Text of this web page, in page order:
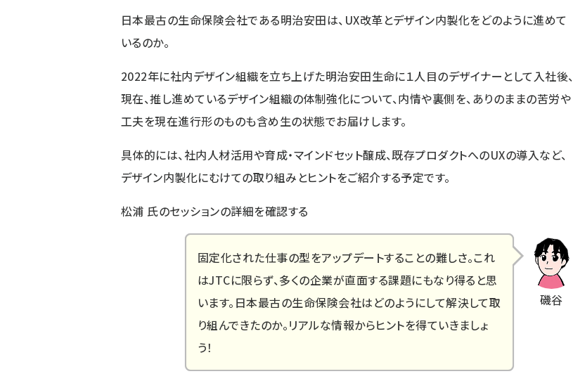
日本最古の生命保険会社である明治安田は、UX改革とデザイン内製化をどのように進めて
いるのか。
2022年に社内デザイン組織を立ち上げた明治安田生命に１人目のデザイナーとして入社後、
現在、推し進めているデザイン組織の体制強化について、内情や裏側を、ありのままの苦労や
工夫を現在進行形のものも含め生の状態でお届けします。
具体的には、社内人材活用や育成・マインドセット醸成、既存プロダクトへのUXの導入など、
デザイン内製化にむけての取り組みとヒントをご紹介する予定です。
松浦 氏のセッションの詳細を確認する
磯谷
固定化された仕事の型をアップデートすることの難しさ。これ
はJTCに限らず、多くの企業が直面する課題にもなり得ると思
います。日本最古の生命保険会社はどのようにして解決して取
り組んできたのか。リアルな情報からヒントを得ていきましょ
う！